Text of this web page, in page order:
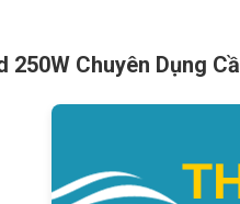
250W Chuyên Dụng